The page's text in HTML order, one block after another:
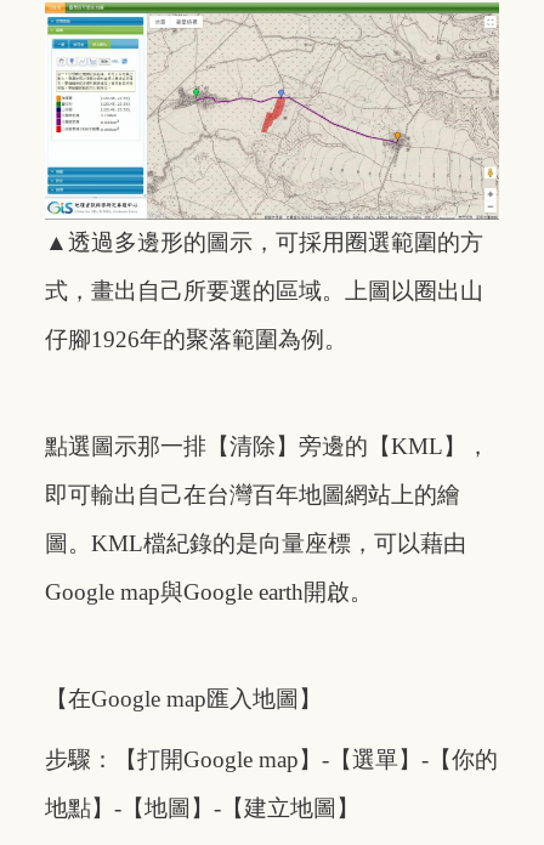
▲透過多邊形的圖示，可採用圈選範圍的方
式，畫出自己所要選的區域。上圖以圈出山
仔腳1926年的聚落範圍為例。
點選圖示那一排【清除】旁邊的【KML】，
即可輸出自己在台灣百年地圖網站上的繪
圖。KML檔紀錄的是向量座標，可以藉由
Google map與Google earth開啟。
【在Google map匯入地圖】
步驟：【打開Google map】-【選單】-【你的
地點】-【地圖】-【建立地圖】